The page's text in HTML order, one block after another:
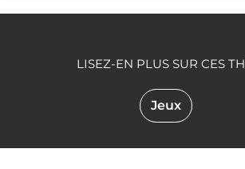
Jeux
LISEZ-EN PLUS SUR CES